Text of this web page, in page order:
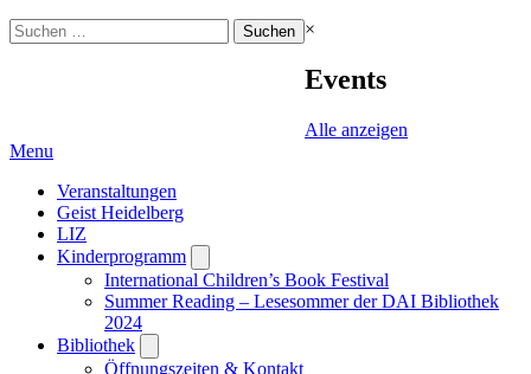
Suchen
nach:
×
Events
Alle anzeigen
Menu
Veranstaltungen
Geist Heidelberg
LIZ
Kinderprogramm
submenu
International Children’s Book Festival
Summer Reading – Lesesommer der DAI Bibliothek
2024
Bibliothek
submenu
Öffnungszeiten & Kontakt